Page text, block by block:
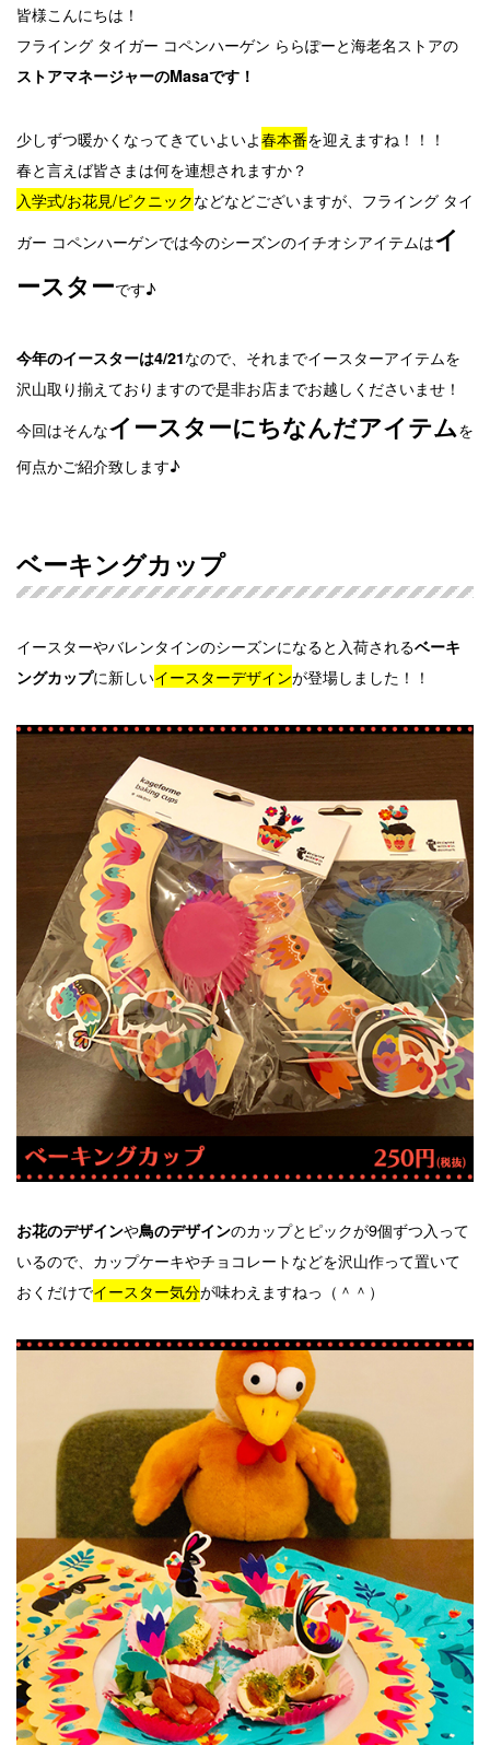
皆様こんにちは！
フライング タイガー コペンハーゲン ららぽーと海老名ストアの
ストアマネージャーのMasaです！
少しずつ暖かくなってきていよいよ春本番を迎えますね！！！
春と言えば皆さまは何を連想されますか？
入学式/お花見/ピクニックなどなどございますが、フライング タイ
ガー コペンハーゲンでは今のシーズンのイチオシアイテムはイ
ースターです♪
今年のイースターは4/21なので、それまでイースターアイテムを
沢山取り揃えておりますので是非お店までお越しくださいませ！
今回はそんなイースターにちなんだアイテムを
何点かご紹介致します♪
ベーキングカップ
イースターやバレンタインのシーズンになると入荷されるベーキ
ングカップに新しいイースターデザインが登場しました！！
お花のデザインや鳥のデザインのカップとピックが9個ずつ入って
いるので、カップケーキやチョコレートなどを沢山作って置いて
おくだけでイースター気分が味わえますねっ（＾＾）